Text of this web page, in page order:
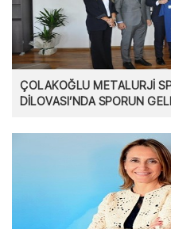
ÇOLAKOĞLU METALURJİ
DİLOVASI’NDA SPORUN